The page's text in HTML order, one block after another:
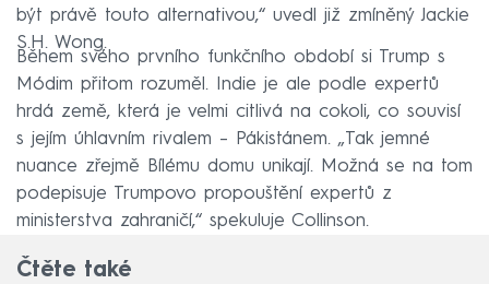
být právě touto alternativou,“ uvedl již zmíněný Jackie
S.H. Wong.
Během svého prvního funkčního období si Trump s
Módim přitom rozuměl. Indie je ale podle expertů
hrdá země, která je velmi citlivá na cokoli, co souvisí
s jejím úhlavním rivalem – Pákistánem. „Tak jemné
nuance zřejmě Bílému domu unikají. Možná se na tom
podepisuje Trumpovo propouštění expertů z
ministerstva zahraničí,“ spekuluje Collinson.
Čtěte také